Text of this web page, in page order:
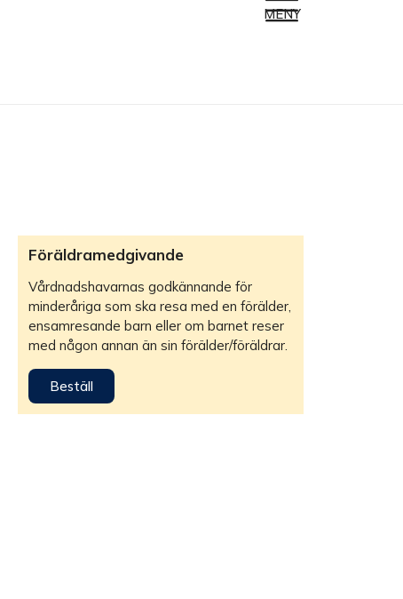
MENY
Föräldramedgivande
Vårdnadshavarnas godkännande för
minderåriga som ska resa med en förälder,
ensamresande barn eller om barnet reser
med någon annan än sin förälder/föräldrar.
Beställ